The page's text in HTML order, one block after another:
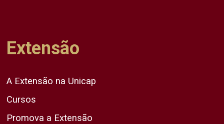
Extensão
A Extensão na Unicap
Cursos
Promova a Extensão